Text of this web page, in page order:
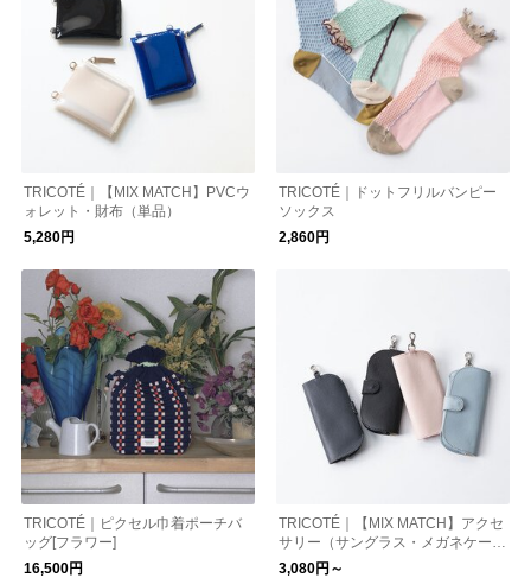
TRICOTÉ｜【MIX MATCH】PVCウ
ォレット・財布（単品）
5,280円
TRICOTÉ｜ドットフリルバンピー
ソックス
2,860円
TRICOTÉ｜ピクセル巾着ポーチバ
ッグ[フラワー]
16,500円
TRICOTÉ｜【MIX MATCH】アクセ
サリー（サングラス・メガネケース
/ キーホルダー / ポーチ）（単品）
3,080円～